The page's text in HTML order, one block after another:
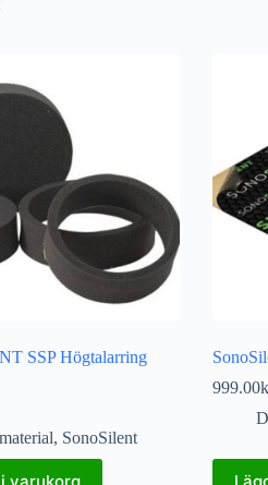
SSP Högtalarring
, SonoSilent
varukorg
999.00